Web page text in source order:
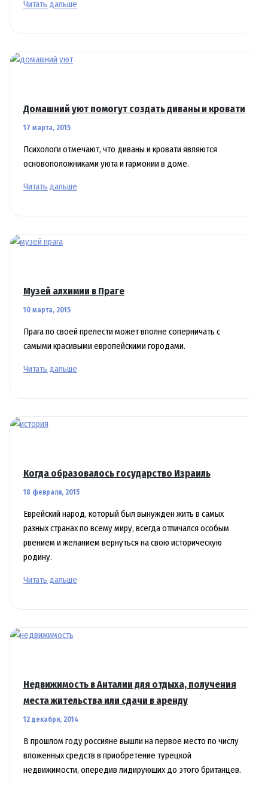
Хотим
следим
Читать дальше
Домашний уют помогут создать диваны и кровати
17 марта, 2015
Психологи отмечают, что диваны и кровати являются
основоположниками уюта и гармонии в доме.
Домашний
диваны
Читать дальше
Музей алхимии в Праге
10 марта, 2015
Прага по своей прелести может вполне соперничать с
самыми красивыми европейскими городами.
Музей
Читать дальше
Когда образовалось государство Израиль
18 февраля, 2015
Еврейский народ, который был вынужден жить в самых
разных странах по всему миру, всегда отличался особым
рвением и желанием вернуться на свою историческую
родину.
Когда
Читать дальше
Недвижимость в Анталии для отдыха, получения
места жительства или сдачи в аренду
12 декабря, 2014
В прошлом году россияне вышли на первое место по числу
вложенных средств в приобретение турецкой
недвижимости, опередив лидирующих до этого британцев.